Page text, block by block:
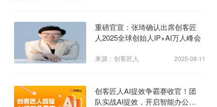
重磅官宣：张琦确认出席创客匠
人2025全球创始人IP+AI万人峰会
来源：创客匠人 2025-08-11
创客匠人AI提效争霸赛收官！团
队实战AI提效，开启智能办公新